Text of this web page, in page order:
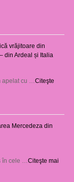
vrăjitoare din
din Ardeal și Italia
apelat cu …Citeşte
Mercedeza din
în cele …Citeşte mai